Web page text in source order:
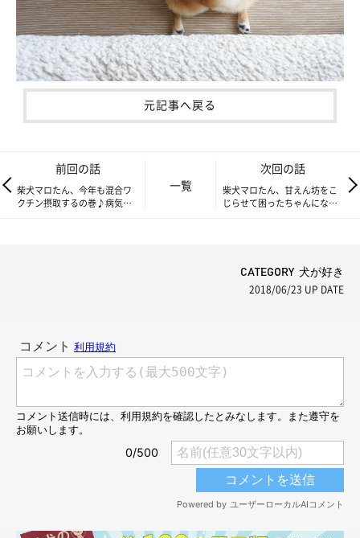
元記事へ戻る
前回の話
柴犬マロたん、今年も混合ワ
クチン摂取するの巻♪病気の
一覧
次回の話
柴犬マロたん、甘えん坊をこ
じらせて困ったちゃんになっ
CATEGORY 犬が好き
2018/06/23 UP DATE